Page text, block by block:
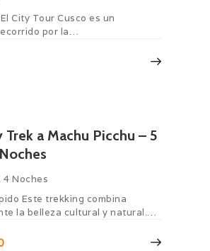
City Tour Cusco es un
por la…
Trek a Machu Picchu – 5
4 Noches
Este trekking combina
la belleza cultural y natural.…